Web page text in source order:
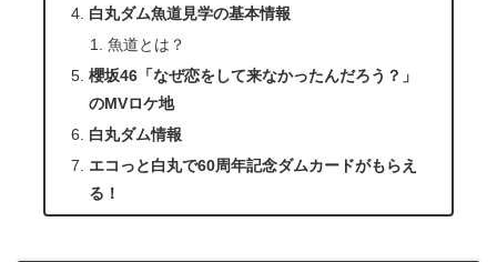
白丸ダム魚道見学の基本情報
魚道とは？
櫻坂46「なぜ恋をして来なかったんだろう？」
のMVロケ地
白丸ダム情報
エコっと白丸で60周年記念ダムカードがもらえ
る！